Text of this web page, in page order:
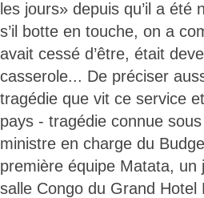
les jours» depuis qu’il a
s’il botte en touche, on a
avait cessé d’être, était
casserole... De préciser
tragédie que vit ce service
pays - tragédie connue
ministre en charge du
première équipe Matata, un
salle Congo du Grand